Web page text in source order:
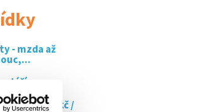
- mzda až
poke za 135 kč /